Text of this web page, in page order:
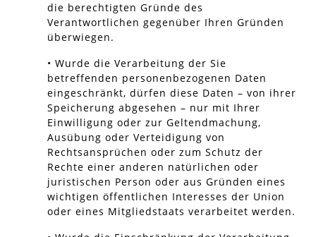
die berechtigten Gründe des
Verantwortlichen gegenüber Ihren Gründen
überwiegen.
• Wurde die Verarbeitung der Sie
betreffenden personenbezogenen Daten
eingeschränkt, dürfen diese Daten – von ihrer
Speicherung abgesehen – nur mit Ihrer
Einwilligung oder zur Geltendmachung,
Ausübung oder Verteidigung von
Rechtsansprüchen oder zum Schutz der
Rechte einer anderen natürlichen oder
juristischen Person oder aus Gründen eines
wichtigen öffentlichen Interesses der Union
oder eines Mitgliedstaats verarbeitet werden.